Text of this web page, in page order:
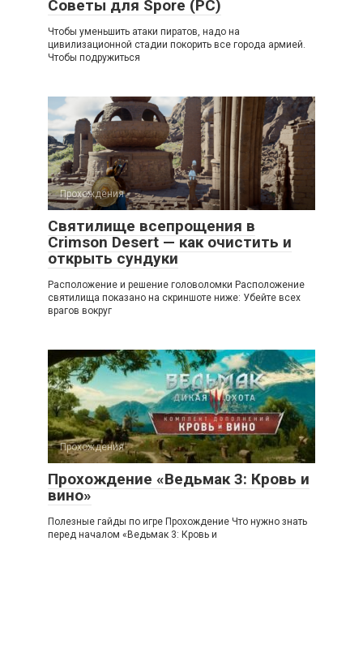
Советы для Spore (PC)
Чтобы уменьшить атаки пиратов, надо на
цивилизационной стадии покорить все города армией.
Чтобы подружиться
Прохождения
Святилище всепрощения в
Crimson Desert — как очистить и
открыть сундуки
Расположение и решение головоломки Расположение
святилища показано на скриншоте ниже: Убейте всех
врагов вокруг
Прохождения
Прохождение «Ведьмак 3: Кровь и
вино»
Полезные гайды по игре Прохождение Что нужно знать
перед началом «Ведьмак 3: Кровь и